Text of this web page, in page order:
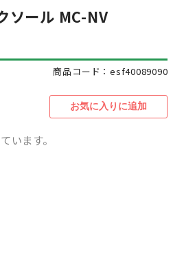
ソール MC-NV
商品コード：esf40089090
います。